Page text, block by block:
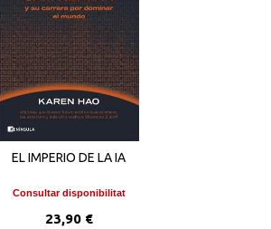
EL IMPERIO DE LA IA
Consultar disponibilitat
23,90 €